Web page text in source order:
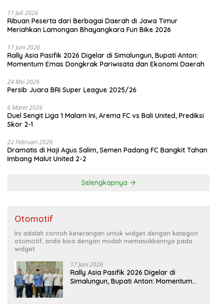
11 Juli 2026
Ribuan Peserta dari Berbagai Daerah di Jawa Timur
Meriahkan Lamongan Bhayangkara Fun Bike 2026
17 Juni 2026
Rally Asia Pasifik 2026 Digelar di Simalungun, Bupati Anton:
Momentum Emas Dongkrak Pariwisata dan Ekonomi Daerah
24 Mei 2026
Persib Juara BRI Super League 2025/26
6 Maret 2026
Duel Sengit Liga 1 Malam Ini, Arema FC vs Bali United, Prediksi
Skor 2-1
22 Februari 2026
Dramatis di Haji Agus Salim, Semen Padang FC Bangkit Tahan
Imbang Malut United 2-2
Selengkapnya
Otomotif
Ini adalah contoh keterangan untuk widget dengan kategori
otomotif, anda bisa dengan mudah memasukkannya pada
widget.
17 Juni 2026
Rally Asia Pasifik 2026 Digelar di
Simalungun, Bupati Anton: Momentum